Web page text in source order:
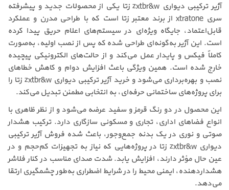
آژیر ترکیبی دیواری zxtbr&w زتا یکی از محصولات جدید و پیشرفته
سری xtratone از برند معتبر زتا است که با طراحی مدرن و عملکرد
قابل‌اعتماد، جایگاه ویژه‌ای در سیستم‌های اعلام حریق پیدا کرده
است. این آژیر به‌گونه‌ای طراحی شده که پس از نصب اولیه، به‌صورت
کاملاً فیکس و پایدار عمل می‌کند و از حالت‌های الکترونیکی پیچیده
خارج شده است. همین ویژگی باعث افزایش دوام و کاهش خطاهای
نصب و بهره‌برداری می‌شود و خرید آژیر ترکیبی دیواری zxtbr&w زتا را
برای پروژه‌های ساختمانی حرفه‌ای، به انتخابی مطمئن تبدیل می‌کند.
این محصول در دو رنگ قرمز و سفید عرضه می‌شود و از نظر ظاهری با
انواع فضاهای اداری، تجاری و مسکونی سازگاری دارد. ترکیب هشدار
صوتی و نوری در یک بدنه جمع‌وجور، باعث شده فروش آژیر ترکیبی
دیواری zxtbr&w زتا در پروژه‌هایی که نیاز به تجهیزات کم‌حجم و در
عین حال مؤثر دارند، افزایش یابد. شدت صدای مناسب در کنار فلاشر
هشداردهنده، ایمنی محیط را در شرایط اضطراری به‌طور چشمگیری ارتقا
می‌دهد.